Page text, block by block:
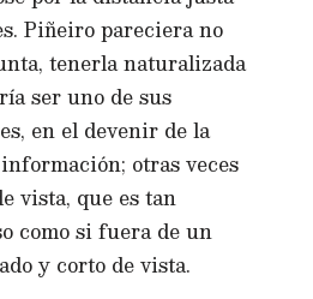
Piñeiro pareciera no
tenerla naturalizada
ser uno de sus
en el devenir de la
otras veces
vista, que es tan
como si fuera de un
y corto de vista.